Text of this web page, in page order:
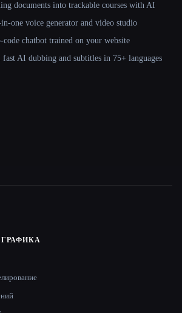
documents into trackable courses with AI
one voice generator and video studio
chatbot trained on your website
AI dubbing and subtitles in 75+ languages